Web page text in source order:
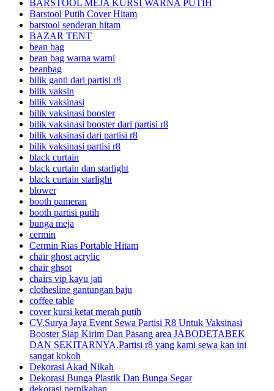
BARSTOOL MEJA KURSI WARNA PUTIH
Barstool Putih Cover Hitam
barstool senderan hitam
BAZAR TENT
bean bag
bean bag warna warni
beanbag
bilik ganti dari partisi r8
bilik vaksin
bilik vaksinasi
bilik vaksinasi booster
bilik vaksinasi booster dari partisi r8
bilik vaksinasi dari partisi r8
bilik vaksinasi partisi r8
black curtain
black curtain dan starlight
black curtain starlight
blower
booth pameran
booth partisi putih
bunga meja
cermin
Cermin Rias Portable Hitam
chair ghost acrylic
chair ghsot
chairs vip kayu jati
clothesline gantungan baju
coffee table
cover kursi ketat merah putih
CV.Surya Jaya Event Sewa Partisi R8 Untuk Vaksinasi
Booster Siap Kirim Dan Pasang area JABODETABEK
DAN SEKITARNYA.Partisi r8 yang kami sewa kan ini
sangat kokoh
Dekorasi Akad Nikah
Dekorasi Bunga Plastik Dan Bunga Segar